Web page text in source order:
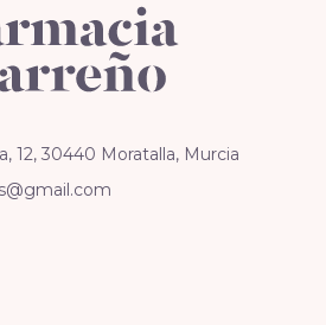
12, 30440 Moratalla, Murcia